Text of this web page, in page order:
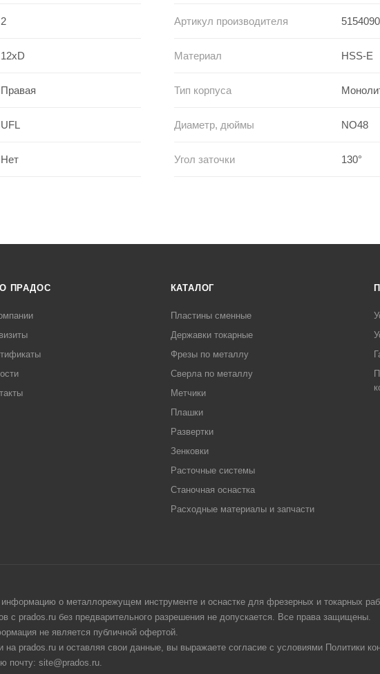
2 Артикул производителя 5154090
12xD Материал HSS-E
Правая Тип корпуса
UFL Диаметр, дюймы NO48
Нет Угол заточки 130°
ПРАДОС КАТАЛОГ
Пластины сменные
Державки токарные
Фрезы по металлу
Сверла по металлу
Метчики
Плашки
Развертки
Зенковки
Расточные системы
Станочная оснастка
Расходные материалы и запчасти
информацию о металлорежущем инструменте и оснастке для фрезерных и токарных
с prados.ru без предварительного разрешения не допускается. Все права защищены.
не является публичной офертой.
prados.ru и оставляя свои данные, вы выражаете согласие с условиями Политики
почту: site@prados.ru.